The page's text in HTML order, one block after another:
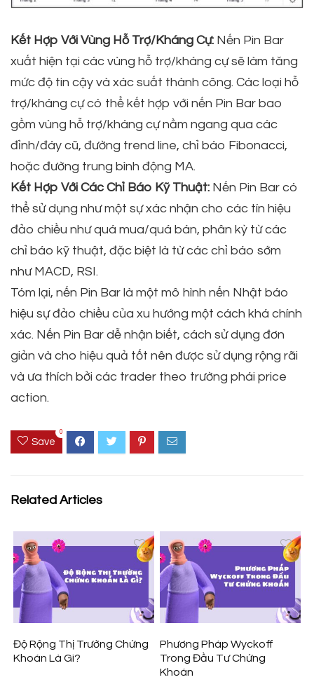
Kết Hợp Với Vùng Hỗ Trợ/Kháng Cự: Nến Pin Bar
xuất hiện tại các vùng hỗ trợ/kháng cự sẽ làm tăng
mức độ tin cậy và xác suất thành công. Các loại hỗ
trợ/kháng cự có thể kết hợp với nến Pin Bar bao
gồm vùng hỗ trợ/kháng cự nằm ngang qua các
đỉnh/đáy cũ, đường trend line, chỉ báo Fibonacci,
hoặc đường trung bình động MA.
Kết Hợp Với Các Chỉ Báo Kỹ Thuật: Nến Pin Bar có
thể sử dụng như một sự xác nhận cho các tín hiệu
đảo chiều như quá mua/quá bán, phân kỳ từ các
chỉ báo kỹ thuật, đặc biệt là từ các chỉ báo sớm
như MACD, RSI.
Tóm lại, nến Pin Bar là một mô hình nến Nhật báo
hiệu sự đảo chiều của xu hướng một cách khá chính
xác. Nến Pin Bar dễ nhận biết, cách sử dụng đơn
giản và cho hiệu quả tốt nên được sử dụng rộng rãi
và ưa thích bởi các trader theo trường phái price
action.
Save
0
Related Articles
Độ Rộng Thị Trường Chứng
Khoán Là Gì?
Phương Pháp Wyckoff
Trong Đầu Tư Chứng
Khoán